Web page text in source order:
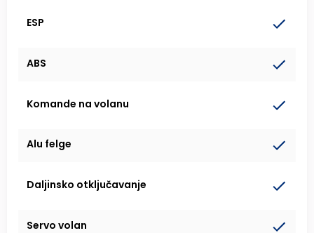
ESP
ABS
Komande na volanu
Alu felge
Daljinsko otključavanje
Servo volan